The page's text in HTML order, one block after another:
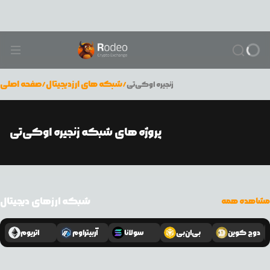
صفحه اصلی/شبکه های ارزدیجیتال/زنجیره اوکی‌تی
پروژه های شبکه زنجیره اوکی‌تی
شبکه ارزهای دیجیتال مشاهده همه
اتریوم آربیتراوم سولانا بی‌ان‌بی دوج کوین